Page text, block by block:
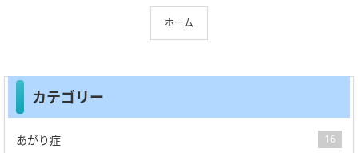
ホーム
カテゴリー
あがり症 16